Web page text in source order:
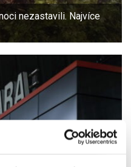
nezastavili. Najvíce